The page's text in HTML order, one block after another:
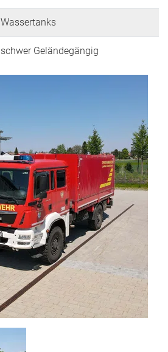
Wassertanks
schwer Geländegängig